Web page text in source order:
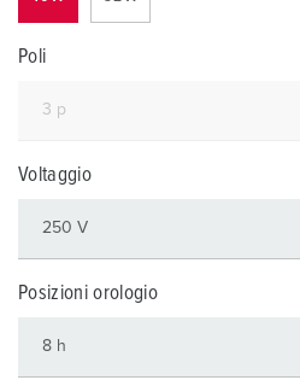
Poli
Voltaggio
Posizioni orologio